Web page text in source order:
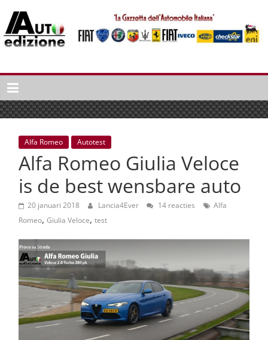
naar
inhoud
Auto
Edizione
La
Gazetta
dell'Automobile
Italiana
Italiaans
autonieuws
lifestyle
Alfa Romeo Autotest
Alfa Romeo Giulia Veloce
is de best wensbare auto
20 januari 2018 Lancia4Ever 14 reacties
Alfa
Romeo, Giulia Veloce, test